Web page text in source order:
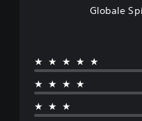
Globale
★★★★★
★★★★
★★★